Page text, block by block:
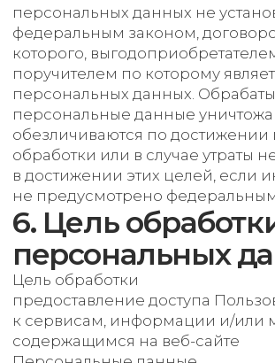
если иной срок не предусмотрен договором
или действующим законодательством.
Пользователь может в любой момент отозвать
свое согласие на обработку персональных
данных, направив Оператору уведомление
посредством электронной почты
glass@yandex.ru с пометкой «Отзыв согласия
на обработку персональных данных».
8.5. Вся информация, которая собирается
сторонними сервисами, в том числе
платежными системами, средствами связи
и другими поставщиками услуг, хранится
и обрабатывается указанными лицами
(Операторами) в соответствии
с их Пользовательским соглашением
и Политикой конфиденциальности. Субъект
персональных данных и/или с указанными
документами. Оператор не несет
ответственность за действия третьих лиц, в том
числе указанных в настоящем пункте
поставщиков услуг.
8.6. Установленные субъектом персональных
данных запреты на передачу (кроме